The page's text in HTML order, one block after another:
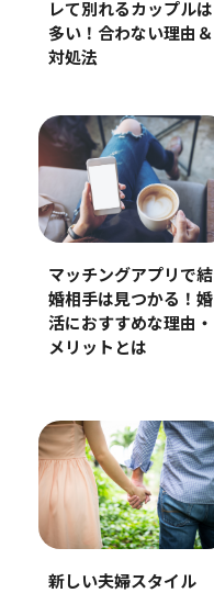
レて別れるカップルは
多い！合わない理由＆
対処法
マッチングアプリで結
婚相手は見つかる！婚
活におすすめな理由・
メリットとは
新しい夫婦スタイル